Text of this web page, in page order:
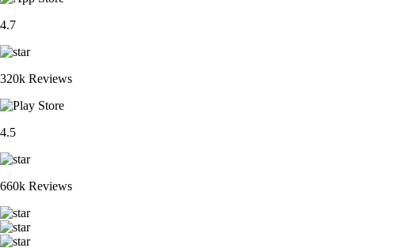
4.7
320k Reviews
4.5
660k Reviews